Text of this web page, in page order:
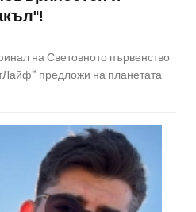
на Световното първенство
предложи на планетата